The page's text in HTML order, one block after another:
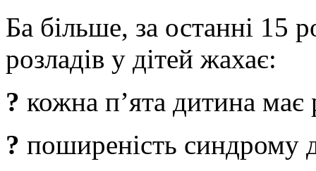
Ба більше, за останні 15
розладів у дітей жахає:
? кожна п’ята дитина має
? поширеність синдрому